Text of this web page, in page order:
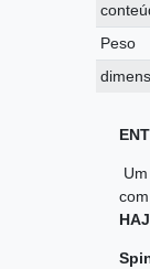
Peso